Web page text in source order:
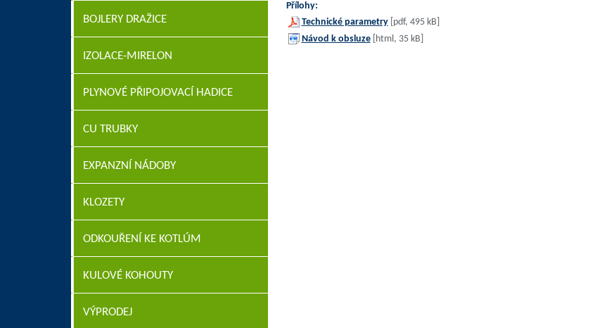
Přílohy:
Technické parametry[pdf, 495 kB]
Návod k obsluze[html, 35 kB]
BOJLERY DRAŽICE
IZOLACE-MIRELON
PLYNOVÉ PŘIPOJOVACÍ HADICE
CU TRUBKY
EXPANZNÍ NÁDOBY
KLOZETY
ODKOUŘENÍ KE KOTLÚM
KULOVÉ KOHOUTY
VÝPRODEJ